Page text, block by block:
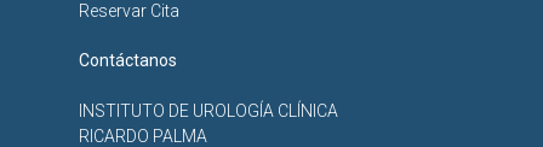
Reservar Cita
Contáctanos
INSTITUTO DE UROLOGÍA CLÍNICA
RICARDO PALMA